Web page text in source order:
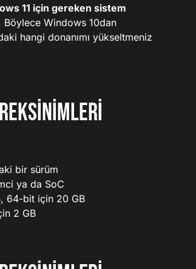
11 için gereken sistem
Windows 10dan
hangi donanımı yükseltmeniz
bir sürüm
ya da SoC
64-bit için 20 GB
2 GB